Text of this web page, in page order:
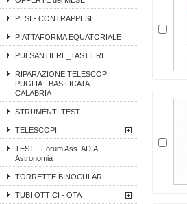
PESI - CONTRAPPESI
PIATTAFORMA EQUATORIALE
PULSANTIERE_TASTIERE
RIPARAZIONE TELESCOPI
PUGLIA - BASILICATA -
CALABRIA
STRUMENTI TEST
TELESCOPI
TEST - Forum Ass. ADIA -
Astronomia
TORRETTE BINOCULARI
TUBI OTTICI - OTA